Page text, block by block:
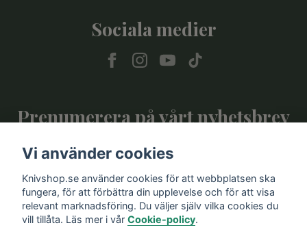
Sociala medier
Prenumerera på vårt nyhetsbrev
Vi använder cookies
Knivshop.se använder cookies för att webbplatsen ska
fungera, för att förbättra din upplevelse och för att visa
relevant marknadsföring. Du väljer själv vilka cookies du
vill tillåta. Läs mer i vår Cookie-policy.